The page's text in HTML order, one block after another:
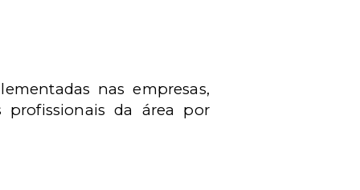
nas empresas,
profissionais da área por